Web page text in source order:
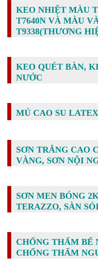
KEO NHIỆT MÀU
T7640N VÀ MÀU
T9338(THƯƠNG
KEO QUÉT BÀN,
NƯỚC
MỦ CAO SU
SƠN TRẮNG CAO
VÀNG, SƠN NỘI
SƠN MEN BÓNG
TERAZZO, SÀN
CHỐNG THẤM BỂ
CHỐNG THẤM